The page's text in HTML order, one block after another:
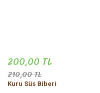
200,00 TL
210,00 TL
Kuru Süs Biberi